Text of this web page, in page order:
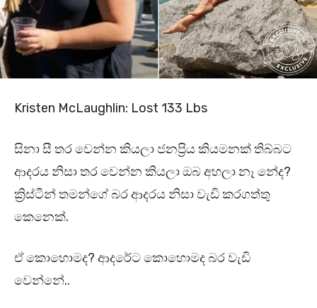
Kristen McLaughlin: Lost 133 Lbs
සිනා සී තර වෙන්න කියලා ජනප්‍රිය කියමනක් තිබ්බට
ආදරය නිසා තර වෙන්න කියලා ඔබ අහලා නෑ නේද?
ක්‍රිස්ටීන් තමන්ගේ බර ආදරය නිසා වැඩි කරගත්තු
කෙනෙක්.
ඒ කොහොමද? ආදරේට කොහොමද බර වැඩි
වෙන්නේ..